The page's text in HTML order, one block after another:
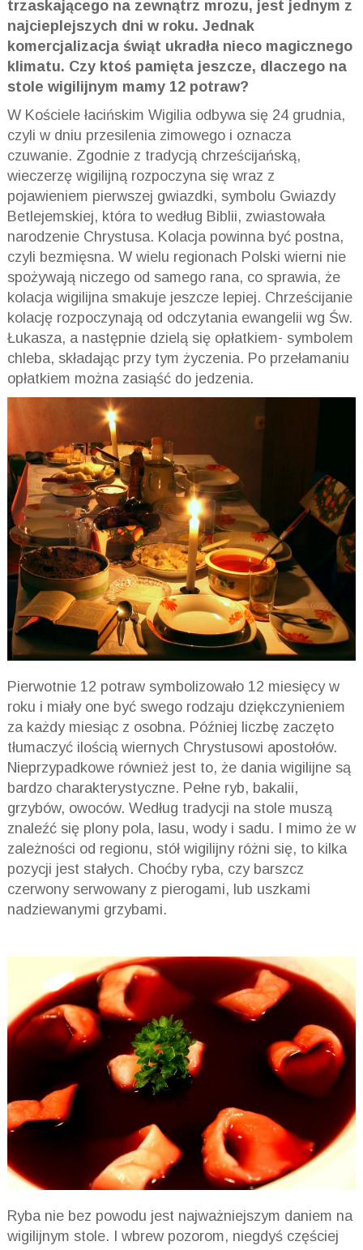
trzaskającego na zewnątrz mrozu, jest jednym z
najcieplejszych dni w roku. Jednak
komercjalizacja świąt ukradła nieco magicznego
klimatu. Czy ktoś pamięta jeszcze, dlaczego na
stole wigilijnym mamy 12 potraw?
W Kościele łacińskim Wigilia odbywa się 24 grudnia,
czyli w dniu przesilenia zimowego i oznacza
czuwanie. Zgodnie z tradycją chrześcijańską,
wieczerzę wigilijną rozpoczyna się wraz z
pojawieniem pierwszej gwiazdki, symbolu Gwiazdy
Betlejemskiej, która to według Biblii, zwiastowała
narodzenie Chrystusa. Kolacja powinna być postna,
czyli bezmięsna. W wielu regionach Polski wierni nie
spożywają niczego od samego rana, co sprawia, że
kolacja wigilijna smakuje jeszcze lepiej. Chrześcijanie
kolację rozpoczynają od odczytania ewangelii wg Św.
Łukasza, a następnie dzielą się opłatkiem- symbolem
chleba, składając przy tym życzenia. Po przełamaniu
opłatkiem można zasiąść do jedzenia.
Pierwotnie 12 potraw symbolizowało 12 miesięcy w
roku i miały one być swego rodzaju dziękczynieniem
za każdy miesiąc z osobna. Później liczbę zaczęto
tłumaczyć ilością wiernych Chrystusowi apostołów.
Nieprzypadkowe również jest to, że dania wigilijne są
bardzo charakterystyczne. Pełne ryb, bakalii,
grzybów, owoców. Według tradycji na stole muszą
znaleźć się plony pola, lasu, wody i sadu. I mimo że w
zależności od regionu, stół wigilijny różni się, to kilka
pozycji jest stałych. Choćby ryba, czy barszcz
czerwony serwowany z pierogami, lub uszkami
nadziewanymi grzybami.
Ryba nie bez powodu jest najważniejszym daniem na
wigilijnym stole. I wbrew pozorom, niegdyś częściej